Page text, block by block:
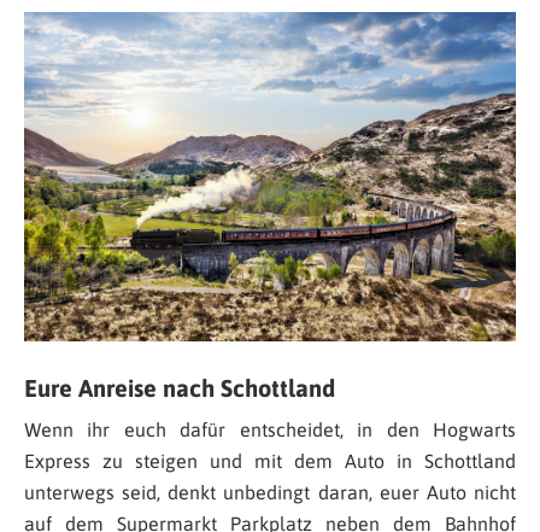
Eure Anreise nach Schottland
Wenn ihr euch dafür entscheidet, in den Hogwarts
Express zu steigen und mit dem Auto in Schottland
unterwegs seid, denkt unbedingt daran, euer Auto nicht
auf dem Supermarkt Parkplatz neben dem Bahnhof